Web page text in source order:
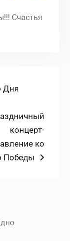
Счастья
Дня
концерт-
ко
Победы